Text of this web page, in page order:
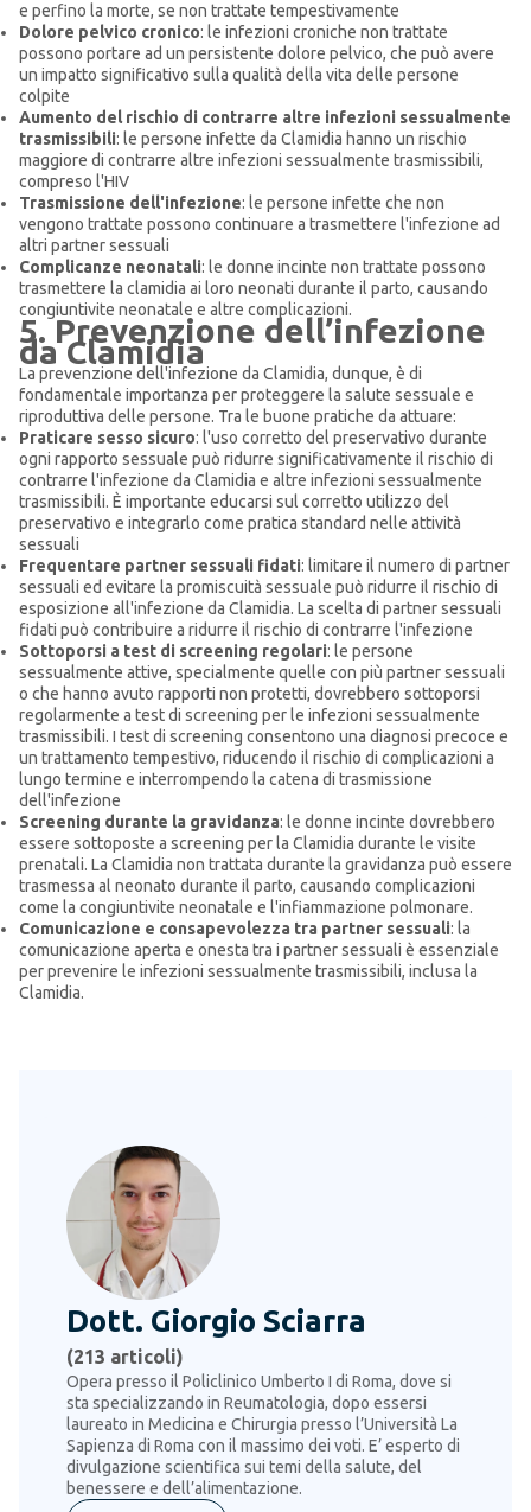
e perfino la morte, se non trattate tempestivamente
Dolore pelvico cronico: le infezioni croniche non trattate
possono portare ad un persistente dolore pelvico, che può avere
un impatto significativo sulla qualità della vita delle persone
colpite
Aumento del rischio di contrarre altre infezioni sessualmente
trasmissibili: le persone infette da Clamidia hanno un rischio
maggiore di contrarre altre infezioni sessualmente trasmissibili,
compreso l'HIV
Trasmissione dell'infezione: le persone infette che non
vengono trattate possono continuare a trasmettere l'infezione ad
altri partner sessuali
Complicanze neonatali: le donne incinte non trattate possono
trasmettere la clamidia ai loro neonati durante il parto, causando
congiuntivite neonatale e altre complicazioni.
5. Prevenzione dell’infezione
da Clamidia
La prevenzione dell'infezione da Clamidia, dunque, è di
fondamentale importanza per proteggere la salute sessuale e
riproduttiva delle persone. Tra le buone pratiche da attuare:
Praticare sesso sicuro: l'uso corretto del preservativo durante
ogni rapporto sessuale può ridurre significativamente il rischio di
contrarre l'infezione da Clamidia e altre infezioni sessualmente
trasmissibili. È importante educarsi sul corretto utilizzo del
preservativo e integrarlo come pratica standard nelle attività
sessuali
Frequentare partner sessuali fidati: limitare il numero di partner
sessuali ed evitare la promiscuità sessuale può ridurre il rischio di
esposizione all'infezione da Clamidia. La scelta di partner sessuali
fidati può contribuire a ridurre il rischio di contrarre l'infezione
Sottoporsi a test di screening regolari: le persone
sessualmente attive, specialmente quelle con più partner sessuali
o che hanno avuto rapporti non protetti, dovrebbero sottoporsi
regolarmente a test di screening per le infezioni sessualmente
trasmissibili. I test di screening consentono una diagnosi precoce e
un trattamento tempestivo, riducendo il rischio di complicazioni a
lungo termine e interrompendo la catena di trasmissione
dell'infezione
Screening durante la gravidanza: le donne incinte dovrebbero
essere sottoposte a screening per la Clamidia durante le visite
prenatali. La Clamidia non trattata durante la gravidanza può essere
trasmessa al neonato durante il parto, causando complicazioni
come la congiuntivite neonatale e l'infiammazione polmonare.
Comunicazione e consapevolezza tra partner sessuali: la
comunicazione aperta e onesta tra i partner sessuali è essenziale
per prevenire le infezioni sessualmente trasmissibili, inclusa la
Clamidia.
Dott. Giorgio Sciarra
(213 articoli)
Opera presso il Policlinico Umberto I di Roma, dove si
sta specializzando in Reumatologia, dopo essersi
laureato in Medicina e Chirurgia presso l’Università La
Sapienza di Roma con il massimo dei voti. E’ esperto di
divulgazione scientifica sui temi della salute, del
benessere e dell’alimentazione.